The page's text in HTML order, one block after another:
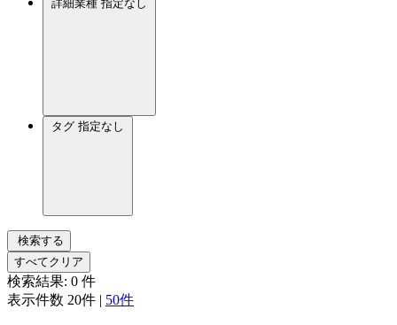
詳細業種 指定なし
タグ 指定なし
検索する
すべてクリア
検索結果: 0 件
表示件数 20件 | 50件